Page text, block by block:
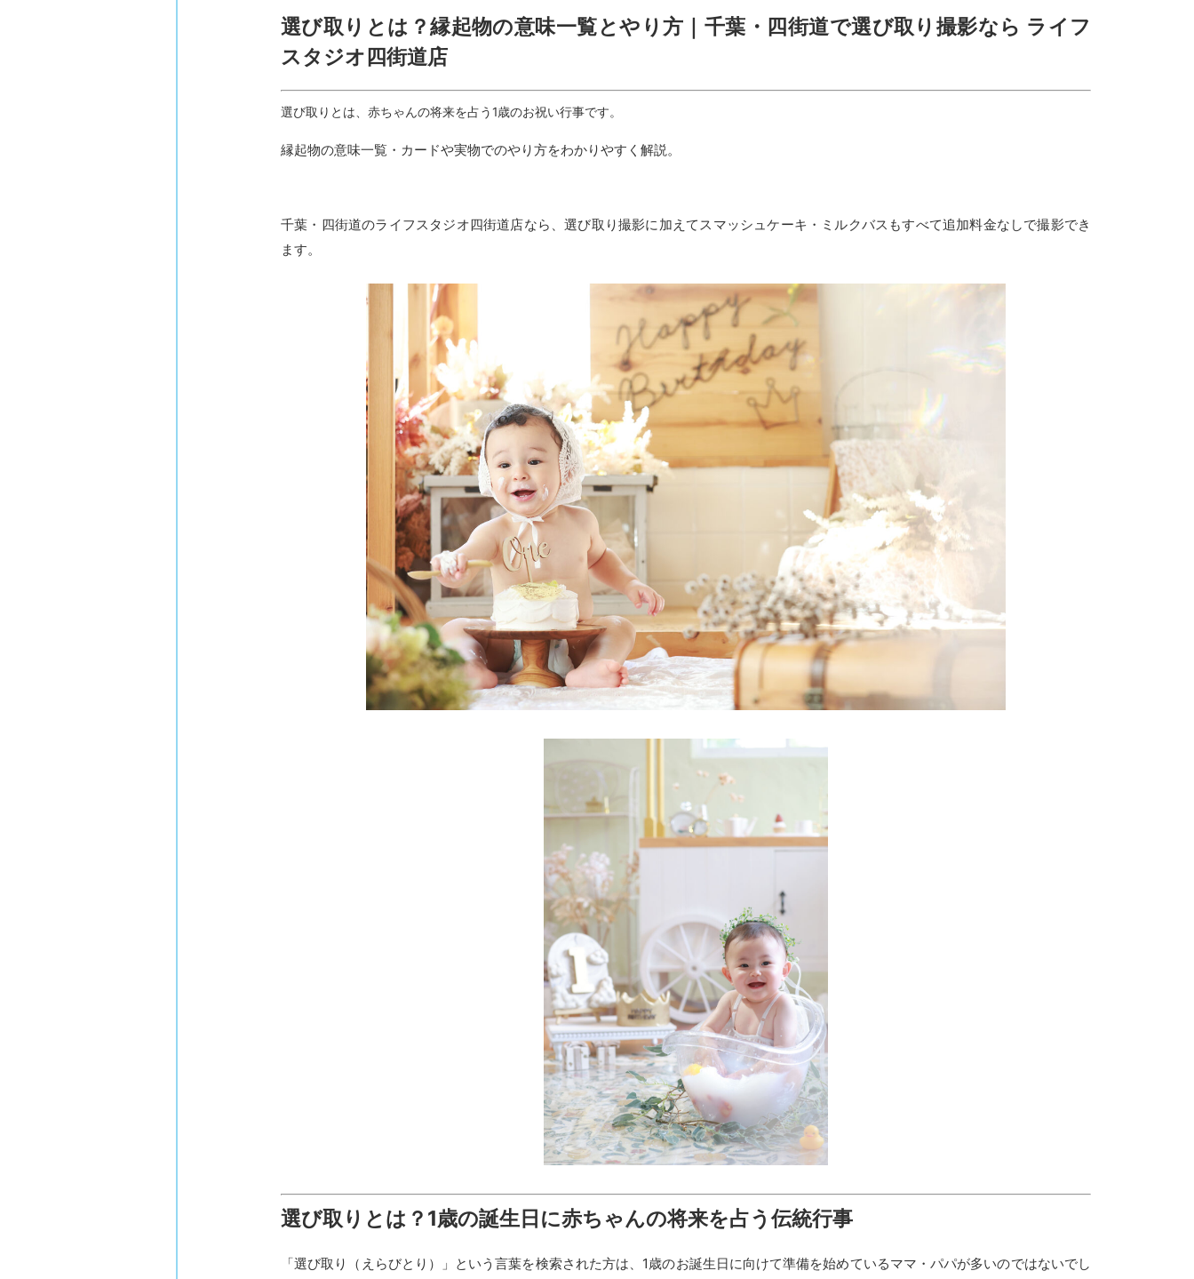
選び取りとは？縁起物の意味一覧とやり方｜千葉・四街道で選び取り撮影なら ライフ
スタジオ四街道店
選び取りとは、赤ちゃんの将来を占う1歳のお祝い行事です。
縁起物の意味一覧・カードや実物でのやり方をわかりやすく解説。
千葉・四街道のライフスタジオ四街道店なら、選び取り撮影に加えてスマッシュケーキ・ミルクバスもすべて追加料金なしで撮影でき
ます。
選び取りとは？1歳の誕生日に赤ちゃんの将来を占う伝統行事
「選び取り（えらびとり）」という言葉を検索された方は、1歳のお誕生日に向けて準備を始めているママ・パパが多いのではないでし